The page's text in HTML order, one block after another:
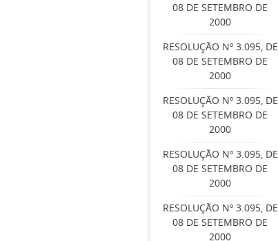
08 DE SETEMBRO DE
2000
RESOLUÇÃO Nº 3.095, DE
08 DE SETEMBRO DE
2000
RESOLUÇÃO Nº 3.095, DE
08 DE SETEMBRO DE
2000
RESOLUÇÃO Nº 3.095, DE
08 DE SETEMBRO DE
2000
RESOLUÇÃO Nº 3.095, DE
08 DE SETEMBRO DE
2000